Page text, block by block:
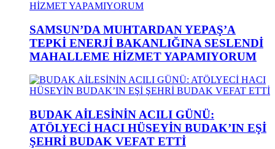
SAMSUN’DA MUHTARDAN YEPAŞ’A
TEPKİ ENERJİ BAKANLIĞINA SESLENDİ
MAHALLEME HİZMET YAPAMIYORUM
BUDAK AİLESİNİN ACILI GÜNÜ:
ATÖLYECİ HACI HÜSEYİN BUDAK’IN EŞİ
ŞEHRİ BUDAK VEFAT ETTİ